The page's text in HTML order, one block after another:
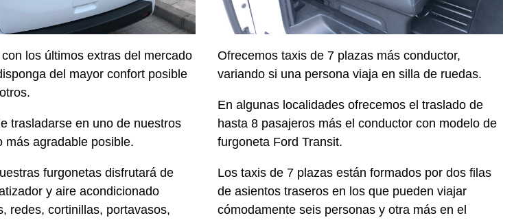
los últimos extras del mercado
del mayor confort posible
trasladarse en uno de nuestros
más agradable posible.
furgonetas disfrutará de
y aire acondicionado
redes, cortinillas, portavasos,
Ofrecemos taxis de 7 plazas más conductor,
variando si una persona viaja en silla de ruedas.
En algunas localidades ofrecemos el traslado de
hasta 8 pasajeros más el conductor con modelo de
furgoneta Ford Transit.
Los taxis de 7 plazas están formados por dos filas
de asientos traseros en los que pueden viajar
cómodamente seis personas y otra más en el